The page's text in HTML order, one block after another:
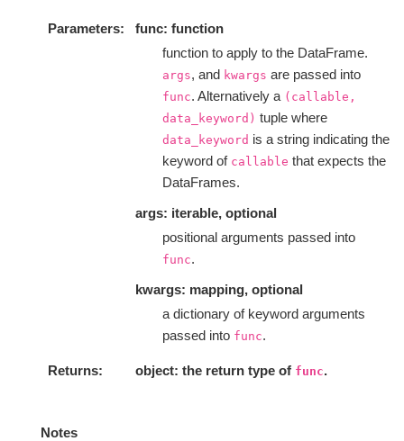
Parameters
func: function
function to apply to the DataFrame.
args, and kwargs are passed into
func. Alternatively a (callable,
data_keyword) tuple where
data_keyword is a string indicating the
keyword of callable that expects the
DataFrames.
args: iterable, optional
positional arguments passed into
func.
kwargs: mapping, optional
a dictionary of keyword arguments
passed into func.
Returns object: the return type of func.
Notes